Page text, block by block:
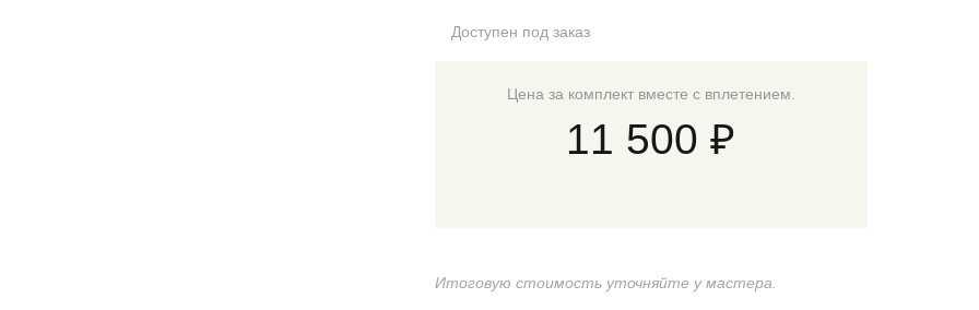
Доступен под заказ
Цена за комплект вместе с вплетением.
11 500 ₽
Итоговую стоимость уточняйте у мастера.